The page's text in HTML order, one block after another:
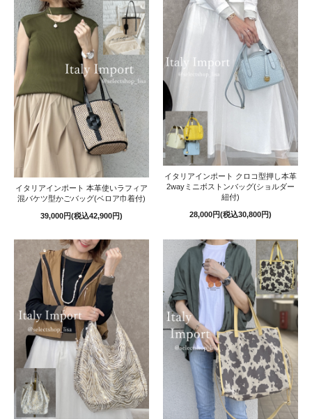
イタリアインポート 本革使いラフィア
混バケツ型かごバッグ(ベロア巾着付)
39,000円(税込42,900円)
イタリアインポート クロコ型押し本革
2wayミニボストンバッグ(ショルダー
紐付)
28,000円(税込30,800円)